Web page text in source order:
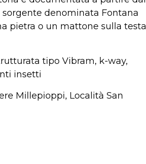
denominata Fontana
pietra o un mattone sulla testa
tipo Vibram, k-way,
insetti
Millepioppi, Località San